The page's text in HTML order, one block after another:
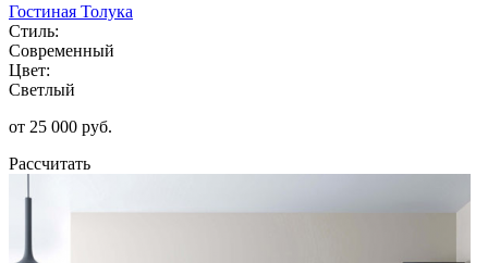
Гостиная Толука
Стиль:
Современный
Цвет:
Светлый
от 25 000 руб.
Рассчитать